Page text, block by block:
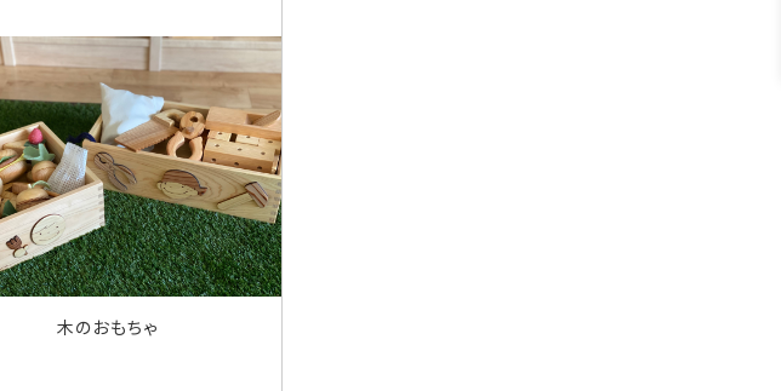
木のおもちゃ